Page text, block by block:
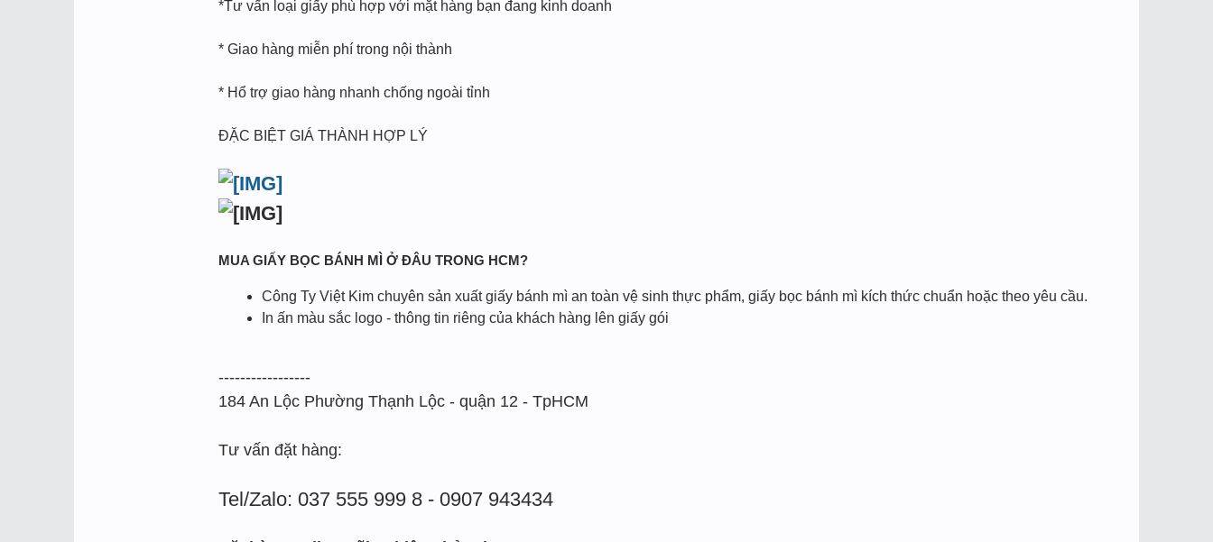
*Tư vấn loại giấy phù hợp với mặt hàng bạn đang kinh doanh
* Giao hàng miễn phí trong nội thành
* Hổ trợ giao hàng nhanh chống ngoài tỉnh
ĐẶC BIỆT GIÁ THÀNH HỢP LÝ
MUA GIẤY BỌC BÁNH MÌ Ở ĐÂU TRONG HCM?
Công Ty Việt Kim chuyên sản xuất giấy bánh mì an toàn vệ sinh thực phẩm, giấy bọc bánh mì kích thức chuẩn hoặc theo yêu cầu.
In ấn màu sắc logo - thông tin riêng của khách hàng lên giấy gói
-----------------
184 An Lộc Phường Thạnh Lộc - quận 12 - TpHCM
Tư vấn đặt hàng:
Tel/Zalo: 037 555 999 8 - 0907 943434